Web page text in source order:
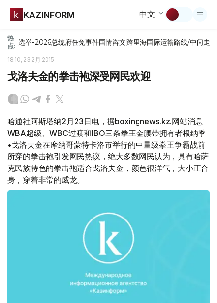
KAZINFORM 中文
热
点: 选举-2026总统府任免事件国情咨文跨里海国际运输路线/中间走廊
18:10, 23 2月 2015
戈洛夫金的拳击袍深受网民欢迎
哈通社阿斯塔纳2月23日电，据boxingnews.kz.网站消息
WBA超级、WBC过渡和IBO三条拳王金腰带拥有者根纳季
•戈洛夫金在摩纳哥蒙特卡洛市举行的中量级拳王争霸战前
所穿的拳击袍引发网民热议，绝大多数网民认为，具有哈萨
克民族特色的拳击袍适合戈洛夫金，颜色很洋气，大小正合
身，穿着非常的威龙。